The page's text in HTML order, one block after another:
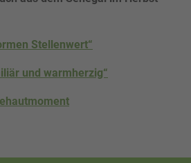
Stellenwert“
und warmherzig“